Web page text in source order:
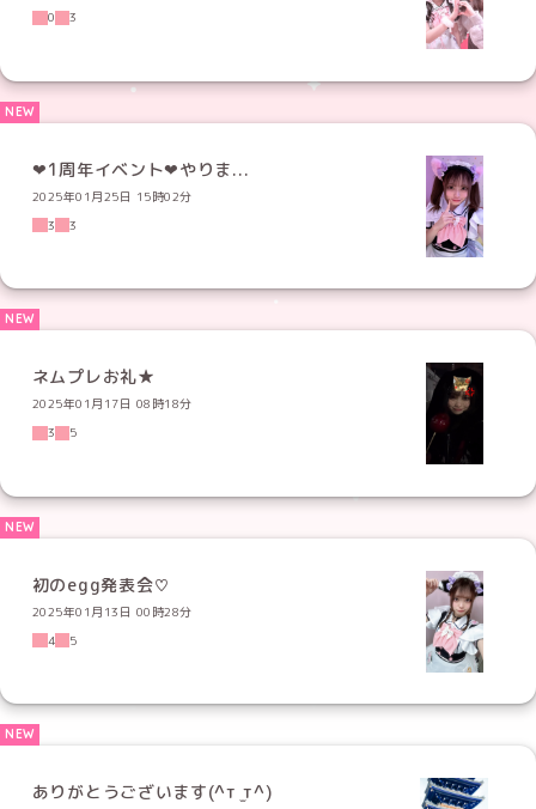
0
3
‪‪❤︎‬‪1周年イベント‪❤︎‬やりま...
2025年01月25日 15時02分
3
3
ネムプレお礼★
2025年01月17日 08時18分
3
5
初のegg発表会♡
2025年01月13日 00時28分
4
5
ありがとうございます(^т ̫т^)